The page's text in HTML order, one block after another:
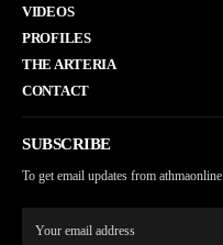
VIDEOS
PROFILES
THE ARTERIA
CONTACT
SUBSCRIBE
To get email updates from athmaonline